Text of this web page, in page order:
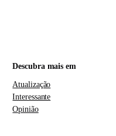
Descubra mais em
Atualização
Interessante
Opinião